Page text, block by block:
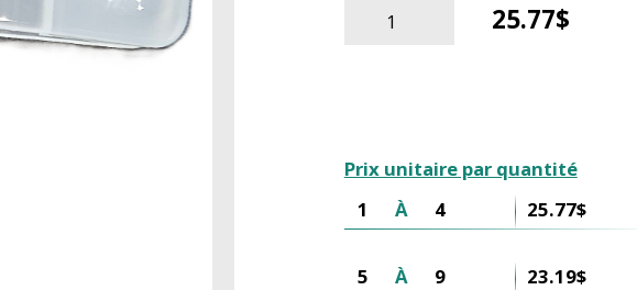
25.77$
Prix unitaire par quantité
1
À 4 25.77$
5 À 9 23.19$